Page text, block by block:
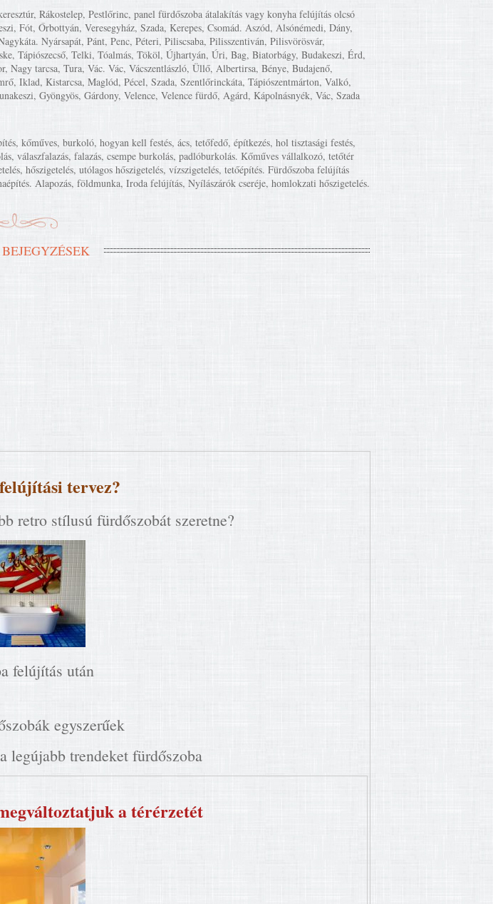
Rákostelep, Pestlőrinc, panel fürdőszoba átalakítás vagy konyha felújítás olcsó
Fót, Őrbottyán, Veresegyház, Szada, Kerepes, Csomád. Aszód, Alsónémedi, Dány,
Nyársapát, Pánt, Penc, Péteri, Piliscsaba, Pilisszentiván, Pilisvörösvár,
Tápiószecső, Telki, Tóalmás, Tököl, Újhartyán, Úri, Bag, Biatorbágy, Budakeszi, Érd,
tarcsa, Tura, Vác. Vác, Vácszentlászló, Üllő, Albertirsa, Bénye, Budajenő,
Iklad, Kistarcsa, Maglód, Pécel, Szada, Szentlőrinckáta, Tápiószentmárton, Valkó,
Gyöngyös, Gárdony, Velence, Velence fürdő, Agárd, Kápolnásnyék, Vác, Szada
kőműves, burkoló, hogyan kell festés, ács, tetőfedő, építkezés, hol tisztasági festés,
válaszfalazás, falazás, csempe burkolás, padlóburkolás. Kőműves vállalkozó, tetőtér
hőszigetelés, utólagos hőszigetelés, vízszigetelés, tetőépítés. Fürdőszoba felújítás
Alapozás, földmunka, Iroda felújítás, Nyílászárók cseréje, homlokzati hőszigetelés.
tervez?
retro stílusú fürdőszobát szeretne?
felújítás után
egyszerűek
legújabb trendeket fürdőszoba
a térérzetét